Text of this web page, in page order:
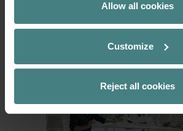
Allow all cookies
Customize
Reject all cookies
Teil der Sedus-DNA:
Nachhaltigkeit mit